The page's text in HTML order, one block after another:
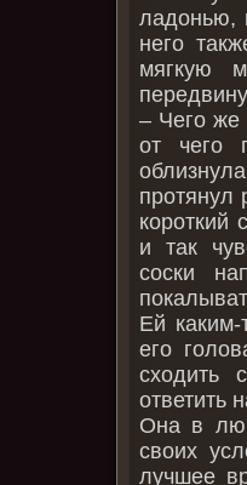
ладонью,
него
мягкую
– Чего же
от чего
протянул
короткий
и так
соски
Ей
его
сходить
ответить
Она в
своих
лучшее